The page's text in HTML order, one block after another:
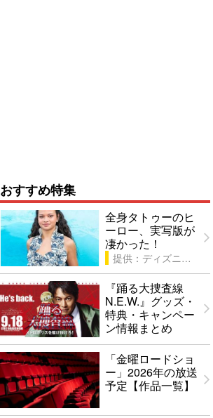
おすすめ特集
全身タトゥーのヒ
ーロー、実写版が
凄かった！
提供：ディズニー
『踊る大捜査線
N.E.W.』グッズ・
特典・キャンペー
ン情報まとめ
「金曜ロードショ
ー」2026年の放送
予定【作品一覧】